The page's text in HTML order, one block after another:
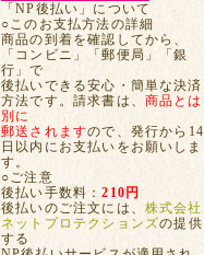
「NP後払い」について
○このお支払方法の詳細
商品の到着を確認してから、
「コンビニ」「郵便局」「銀
行」で
後払いできる安心・簡単な決済
方法です。請求書は、 商品とは
別に
郵送されますので、発行から14
日以内にお支払いをお願いしま
す。
○ご注意
後払い手数料：210円
後払いのご注文には、 株式会社
ネットプロテクションズの提供
する